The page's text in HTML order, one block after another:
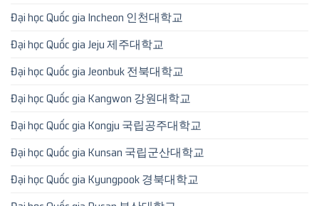
Đại học Quốc gia Incheon 인천대학교
Đại học Quốc gia Jeju 제주대학교
Đại học Quốc gia Jeonbuk 전북대학교
Đại học Quốc gia Kangwon 강원대학교
Đại học Quốc gia Kongju 국립공주대학교
Đại học Quốc gia Kunsan 국립군산대학교
Đại học Quốc gia Kyungpook 경북대학교